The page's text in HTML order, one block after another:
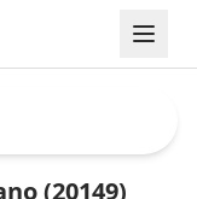
(20149)